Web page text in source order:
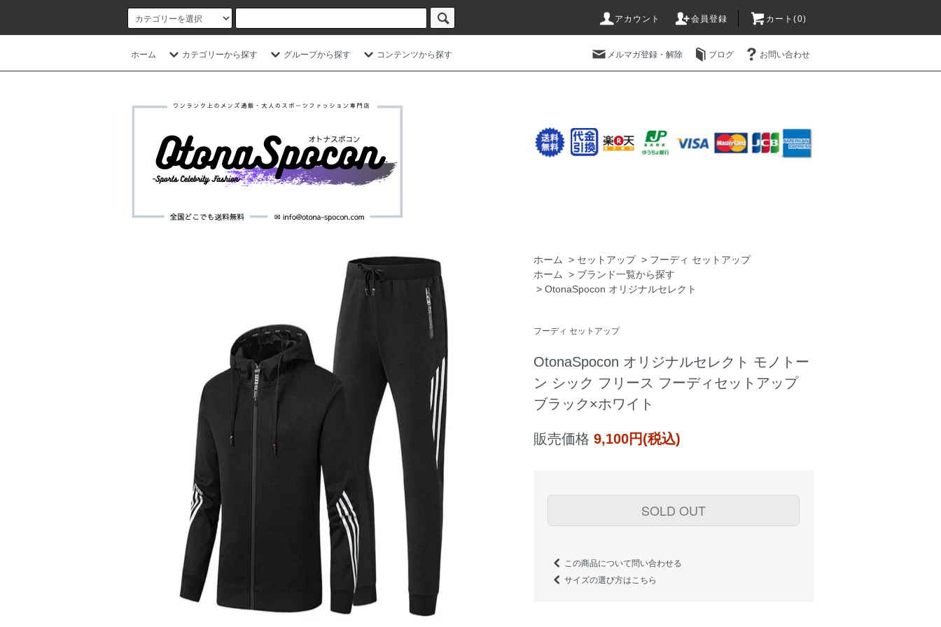
アカウント 会員登録 カート(0)
ホーム カテゴリーから探す グループから探す コンテンツから探す メルマガ登録・解除 ブログ お問い合わせ
ホーム > セットアップ > フーディ セットアップ
ホーム
> ブランド一覧から探す
> OtonaSpocon オリジナルセレクト
フーディ セットアップ
OtonaSpocon オリジナルセレクト モノトー
ン シック フリース フーディセットアップ
ブラック×ホワイト
販売価格 9,100円(税込)
SOLD OUT
この商品について問い合わせる
サイズの選び方はこちら